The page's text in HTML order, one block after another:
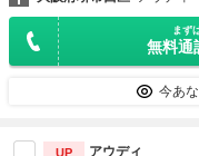
まず
無料通
今あ
UP アウディ